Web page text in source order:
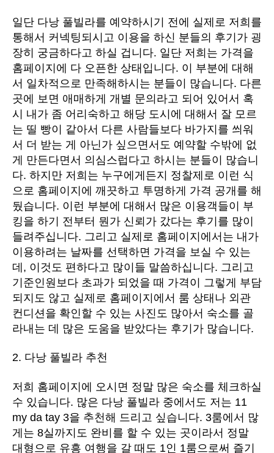
일단 다낭 풀빌라를 예약하시기 전에 실제로 저희를
통해서 커넥팅되시고 이용을 하신 분들의 후기가 굉
장히 궁금하다고 하실 겁니다. 일단 저희는 가격을
홈페이지에 다 오픈한 상태입니다. 이 부분에 대해
서 일차적으로 만족해하시는 분들이 많습니다. 다른
곳에 보면 애매하게 개별 문의라고 되어 있어서 혹
시 내가 좀 어리숙하고 해당 도시에 대해서 잘 모르
는 띨 빵이 같아서 다른 사람들보다 바가지를 씌워
서 더 받는 게 아닌가 싶으면서도 예약할 수밖에 없
게 만든다면서 의심스럽다고 하시는 분들이 많습니
다. 하지만 저희는 누구에게든지 정찰제로 이런 식
으로 홈페이지에 깨끗하고 투명하게 가격 공개를 해
뒀습니다. 이런 부분에 대해서 많은 이용객들이 부
킹을 하기 전부터 뭔가 신뢰가 갔다는 후기를 많이
들려주십니다. 그리고 실제로 홈페이지에서는 내가
이용하려는 날짜를 선택하면 가격을 보실 수 있는
데, 이것도 편하다고 많이들 말씀하십니다. 그리고
기준인원보다 초과가 되었을 때 가격이 그렇게 부담
되지도 않고 실제로 홈페이지에서 룸 상태나 외관
컨디션을 확인할 수 있는 사진도 많아서 숙소를 골
라내는 데 많은 도움을 받았다는 후기가 많습니다.
2. 다낭 풀빌라 추천
저희 홈페이지에 오시면 정말 많은 숙소를 체크하실
수 있습니다. 많은 다낭 풀빌라 중에서도 저는 11
my da tay 3을 추천해 드리고 싶습니다. 3룸에서 많
게는 8실까지도 완비를 할 수 있는 곳이라서 정말
대형으로 유흥 여행을 갈 때도 1인 1룸으로써 즐기